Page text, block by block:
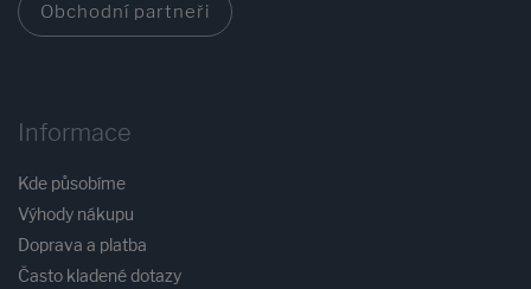
Obchodní partneři
Informace
Kde působíme
Výhody nákupu
Doprava a platba
Často kladené dotazy